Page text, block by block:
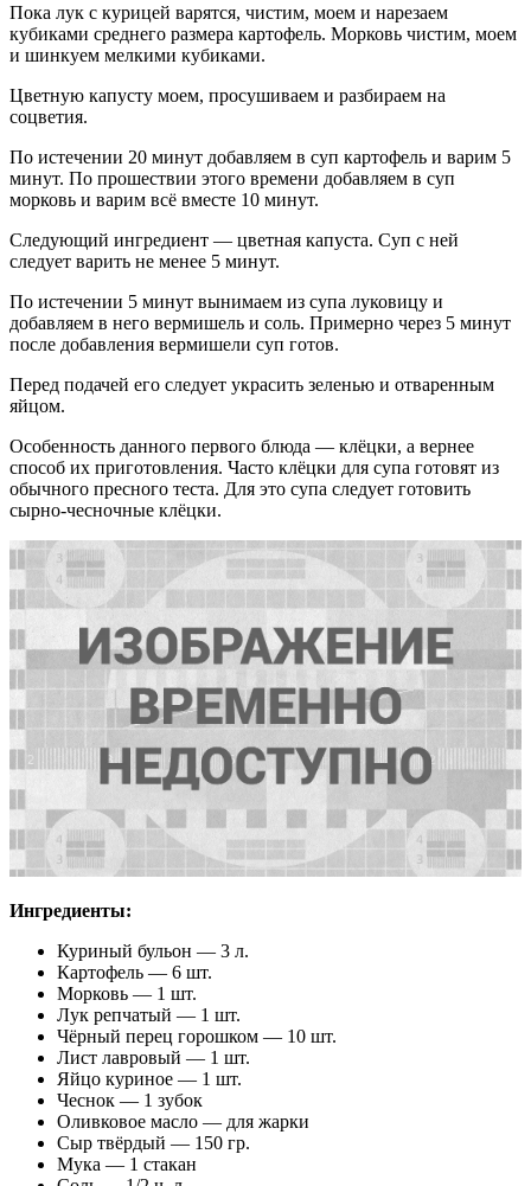
Пока лук с курицей варятся, чистим, моем и нарезаем
кубиками среднего размера картофель. Морковь чистим, моем
и шинкуем мелкими кубиками.
Цветную капусту моем, просушиваем и разбираем на
соцветия.
По истечении 20 минут добавляем в суп картофель и варим 5
минут. По прошествии этого времени добавляем в суп
морковь и варим всё вместе 10 минут.
Следующий ингредиент — цветная капуста. Суп с ней
следует варить не менее 5 минут.
По истечении 5 минут вынимаем из супа луковицу и
добавляем в него вермишель и соль. Примерно через 5 минут
после добавления вермишели суп готов.
Перед подачей его следует украсить зеленью и отваренным
яйцом.
Особенность данного первого блюда — клёцки, а вернее
способ их приготовления. Часто клёцки для супа готовят из
обычного пресного теста. Для это супа следует готовить
сырно-чесночные клёцки.
Ингредиенты:
Куриный бульон — 3 л.
Картофель — 6 шт.
Морковь — 1 шт.
Лук репчатый — 1 шт.
Чёрный перец горошком — 10 шт.
Лист лавровый — 1 шт.
Яйцо куриное — 1 шт.
Чеснок — 1 зубок
Оливковое масло — для жарки
Сыр твёрдый — 150 гр.
Мука — 1 стакан